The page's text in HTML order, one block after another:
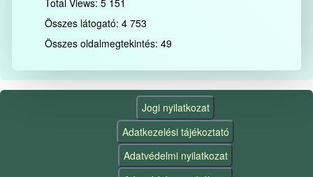
Összes látogató:4 753
Összes oldalmegtekintés:49
Jogi nyilatkozat
Adatkezelési tájékoztató
Adatvédelmi nyilatkozat